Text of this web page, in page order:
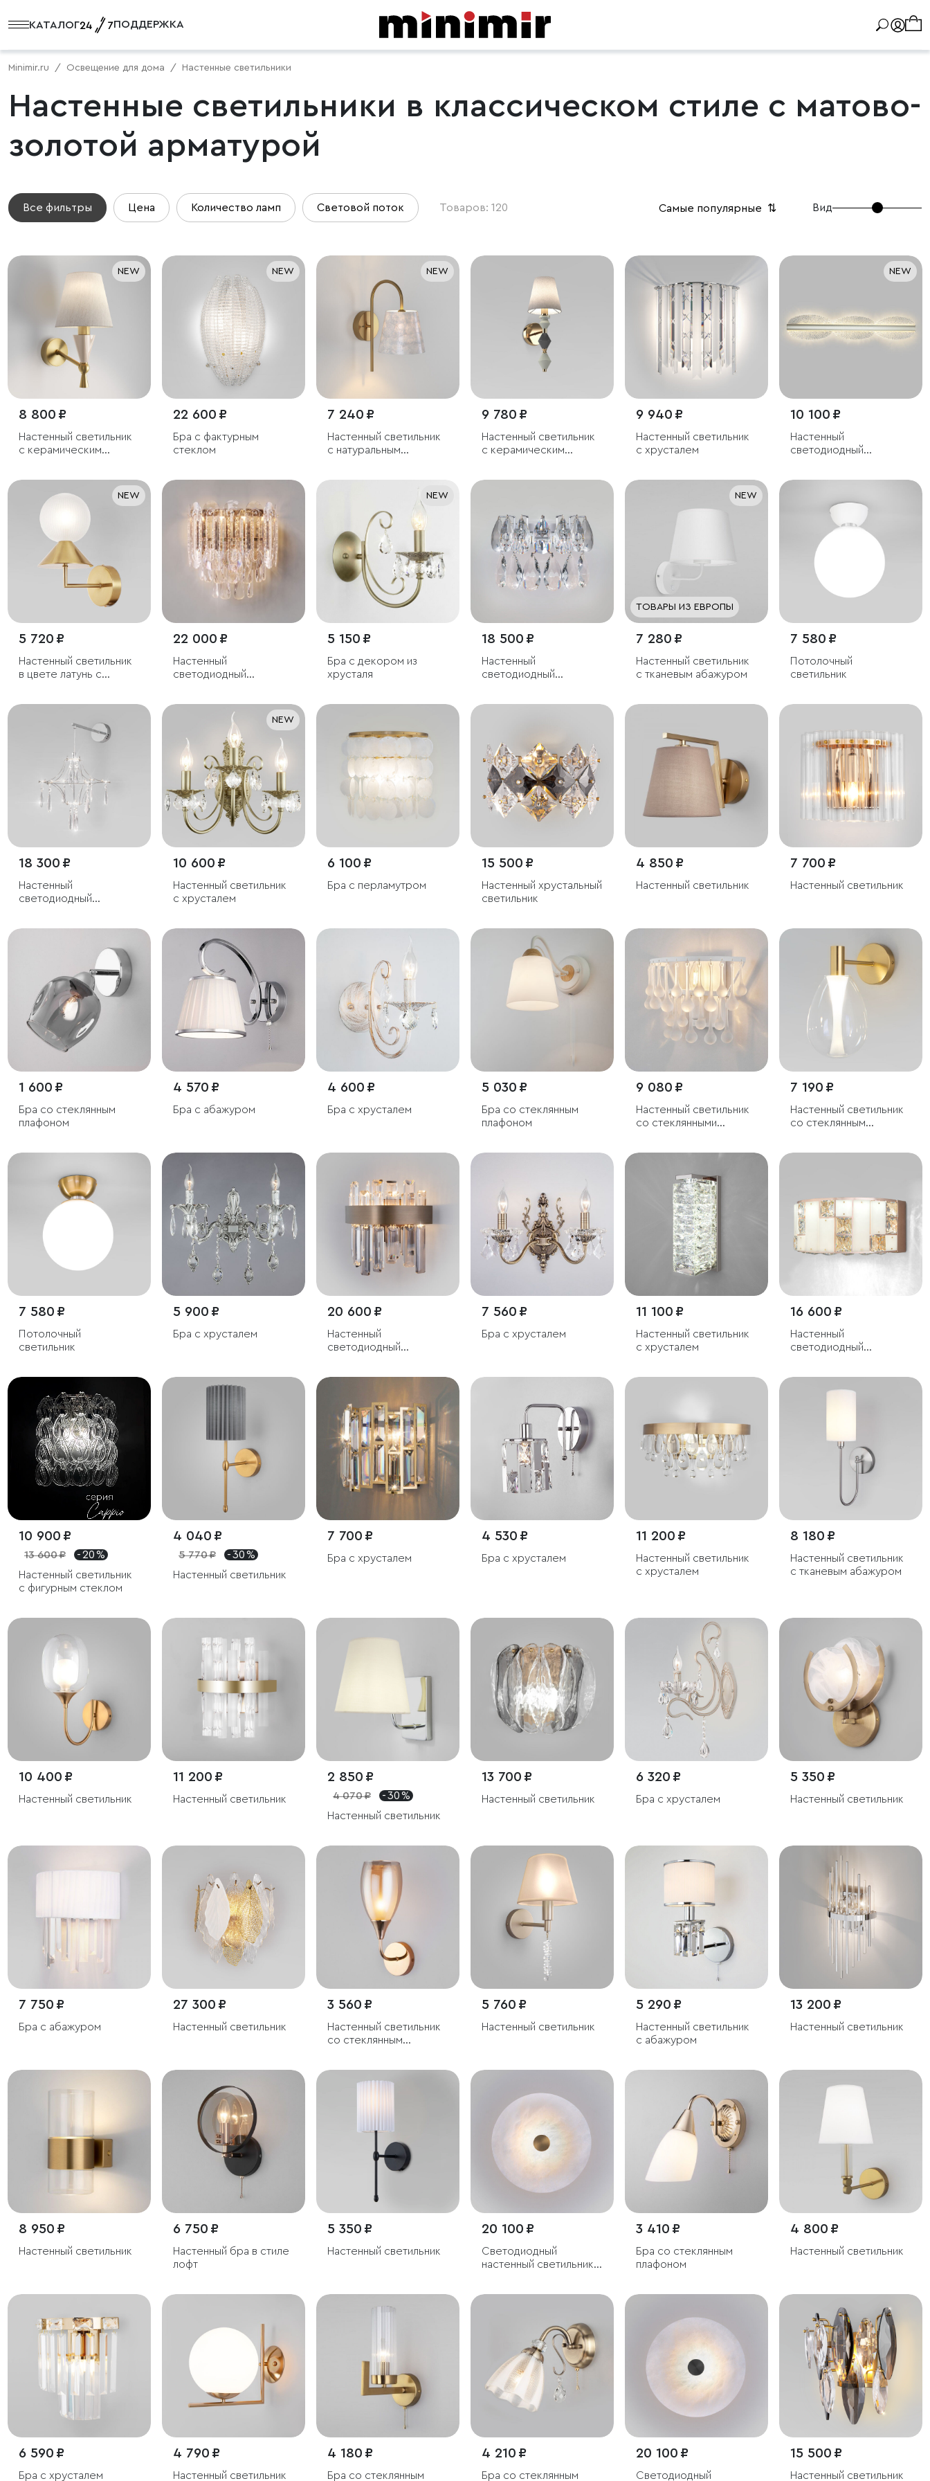
КАТАЛОГ ПОДДЕРЖКА
Minimir.ru Освещение для дома Настенные светильники
Настенные светильники в классическом стиле с матово-
золотой арматурой
Все фильтры Цена Количество ламп Световой поток Товаров: 120 Самые популярные ⇅ Вид
NEW
8 800 ₽
Настенный светильник
с керамическим
NEW
22 600 ₽
Бра с фактурным
стеклом
NEW
7 240 ₽
Настенный светильник
с натуральным
9 780 ₽
Настенный светильник
с керамическим
9 940 ₽
Настенный светильник
с хрусталем
NEW
10 100 ₽
Настенный
светодиодный
NEW
5 720 ₽
Настенный светильник
в цвете латунь с
22 000 ₽
Настенный
светодиодный
NEW
5 150 ₽
Бра с декором из
хрусталя
18 500 ₽
Настенный
светодиодный
NEW
ТОВАРЫ ИЗ ЕВРОПЫ
7 280 ₽
Настенный светильник
с тканевым абажуром
7 580 ₽
Потолочный
светильник
18 300 ₽
Настенный
светодиодный
NEW
10 600 ₽
Настенный светильник
с хрусталем
6 100 ₽
Бра с перламутром
15 500 ₽
Настенный хрустальный
светильник
4 850 ₽
Настенный светильник
7 700 ₽
Настенный светильник
1 600 ₽
Бра со стеклянным
плафоном
4 570 ₽
Бра с абажуром
4 600 ₽
Бра с хрусталем
5 030 ₽
Бра со стеклянным
плафоном
9 080 ₽
Настенный светильник
со стеклянными
7 190 ₽
Настенный светильник
со стеклянным
7 580 ₽
Потолочный
светильник
5 900 ₽
Бра с хрусталем
20 600 ₽
Настенный
светодиодный
7 560 ₽
Бра с хрусталем
11 100 ₽
Настенный светильник
с хрусталем
16 600 ₽
Настенный
cветодиодный
10 900 ₽
13 600 ₽
- 20 %
Настенный светильник
с фигурным стеклом
4 040 ₽
5 770 ₽
- 30 %
Настенный светильник
7 700 ₽
Бра с хрусталем
4 530 ₽
Бра с хрусталем
11 200 ₽
Настенный светильник
с хрусталем
8 180 ₽
Настенный светильник
с тканевым абажуром
10 400 ₽
Настенный светильник
11 200 ₽
Настенный светильник
2 850 ₽
4 070 ₽
- 30 %
Настенный светильник
13 700 ₽
Настенный светильник
6 320 ₽
Бра с хрусталем
5 350 ₽
Настенный светильник
7 750 ₽
Бра с абажуром
27 300 ₽
Настенный светильник
3 560 ₽
Настенный светильник
со стеклянным
5 760 ₽
Настенный светильник
5 290 ₽
Настенный светильник
с абажуром
13 200 ₽
Настенный светильник
8 950 ₽
Настенный светильник
6 750 ₽
Настенный бра в стиле
лофт
5 350 ₽
Настенный светильник
20 100 ₽
Светодиодный
настенный светильник с
3 410 ₽
Бра со стеклянным
плафоном
4 800 ₽
Настенный светильник
6 590 ₽
Бра с хрусталем
4 790 ₽
Настенный светильник
4 180 ₽
Бра со стеклянным
4 210 ₽
Бра со стеклянным
20 100 ₽
Светодиодный
15 500 ₽
Настенный светильник